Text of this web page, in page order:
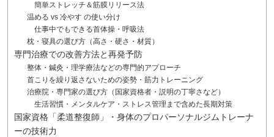
簡単ストレッチ＆筋膜リリース法
温める vs 冷やす の使い分け
仕事中でもできる首体操・呼吸法
枕・寝具の選び方（高さ・硬さ・材質）
専門治療での改善方法と再発予防
整体・鍼灸・理学療法などの専門的アプローチ
首こりを繰り返さないための姿勢・筋力トレーニング
治療院・専門家の選び方（国家資格者・説明の丁寧さなど）
生活習慣・メンタルケア・ストレス管理まで含めた長期対策
国家資格「柔道整復師」・身体のプロパーソナルジムトレーナ
ーの技術力